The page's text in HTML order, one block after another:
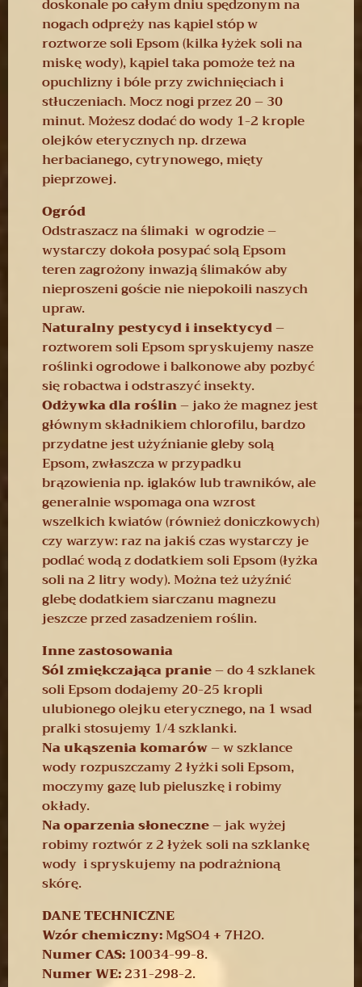
doskonale po całym dniu spędzonym na
nogach odpręży nas kąpiel stóp w
roztworze soli Epsom (kilka łyżek soli na
miskę wody), kąpiel taka pomoże też na
opuchlizny i bóle przy zwichnięciach i
stłuczeniach. Mocz nogi przez 20 – 30
minut. Możesz dodać do wody 1-2 krople
olejków eterycznych np. drzewa
herbacianego, cytrynowego, mięty
pieprzowej.
Ogród
Odstraszacz na ślimaki w ogrodzie –
wystarczy dokoła posypać solą Epsom
teren zagrożony inwazją ślimaków aby
nieproszeni goście nie niepokoili naszych
upraw.
Naturalny pestycyd i insektycyd–
roztworem soli Epsom spryskujemy nasze
roślinki ogrodowe i balkonowe aby pozbyć
się robactwa i odstraszyć insekty.
Odżywka dla roślin– jako że magnez jest
głównym składnikiem chlorofilu, bardzo
przydatne jest użyźnianie gleby solą
Epsom, zwłaszcza w przypadku
brązowienia np. iglaków lub trawników, ale
generalnie wspomaga ona wzrost
wszelkich kwiatów (również doniczkowych)
czy warzyw: raz na jakiś czas wystarczy je
podlać wodą z dodatkiem soli Epsom (łyżka
soli na 2 litry wody). Można też użyźnić
glebę dodatkiem siarczanu magnezu
jeszcze przed zasadzeniem roślin.
Inne zastosowania
Sól zmiękczająca pranie– do 4 szklanek
soli Epsom dodajemy 20-25 kropli
ulubionego olejku eterycznego, na 1 wsad
pralki stosujemy 1/4 szklanki.
Na ukąszenia komarów– w szklance
wody rozpuszczamy 2 łyżki soli Epsom,
moczymy gazę lub pieluszkę i robimy
okłady.
Na oparzenia słoneczne– jak wyżej
robimy roztwór z 2 łyżek soli na szklankę
wody i spryskujemy na podrażnioną
skórę.
DANE TECHNICZNE
Wzór chemiczny:MgSO4 + 7H2O.
Numer CAS: 10034-99-8.
Numer WE:231-298-2.